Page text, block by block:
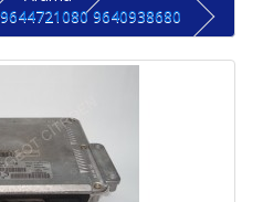
9640938680